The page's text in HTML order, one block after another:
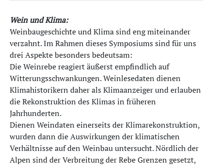
Wein und Klima:
Weinbaugeschichte und Klima sind eng miteinander
verzahnt. Im Rahmen dieses Symposiums sind für uns
drei Aspekte besonders bedeutsam:
Die Weinrebe reagiert äußerst empfindlich auf
Witterungsschwankungen. Weinlesedaten dienen
Klimahistorikern daher als Klimaanzeiger und erlauben
die Rekonstruktion des Klimas in früheren
Jahrhunderten.
Dienen Weindaten einerseits der Klimarekonstruktion,
wurden dann die Auswirkungen der klimatischen
Verhältnisse auf den Weinbau untersucht. Nördlich der
Alpen sind der Verbreitung der Rebe Grenzen gesetzt,